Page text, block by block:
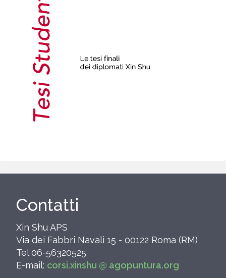
Contatti
Xin Shu APS
Via dei Fabbri Navali 15 - 00122 Roma (RM)
Tel 06-56320525
E-mail: corsi.xinshu @ agopuntura.org